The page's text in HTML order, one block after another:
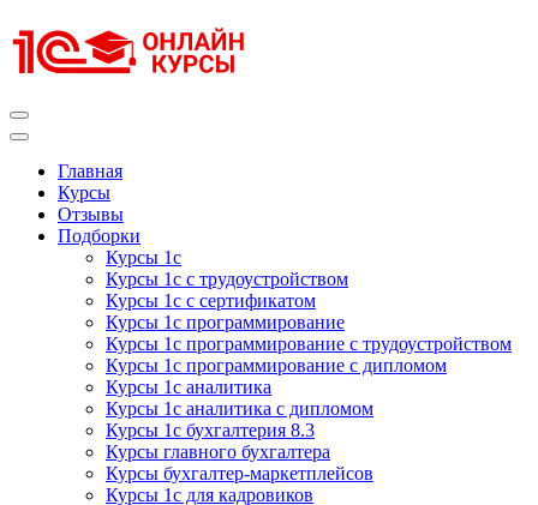
к
содержимому
Главная
Курсы
Отзывы
Подборки
Курсы 1с
Курсы 1с с трудоустройством
Курсы 1с с сертификатом
Курсы 1с программирование
Курсы 1с программирование с трудоустройством
Курсы 1с программирование с дипломом
Курсы 1с аналитика
Курсы 1с аналитика с дипломом
Курсы 1с бухгалтерия 8.3
Курсы главного бухгалтера
Курсы бухгалтер-маркетплейсов
Курсы 1с для кадровиков